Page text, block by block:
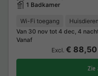
1 Badkamer
Wi-Fi toegang
Van 30 nov tot 4 dec, 4
Vanaf
Excl. € 88,50
Zie